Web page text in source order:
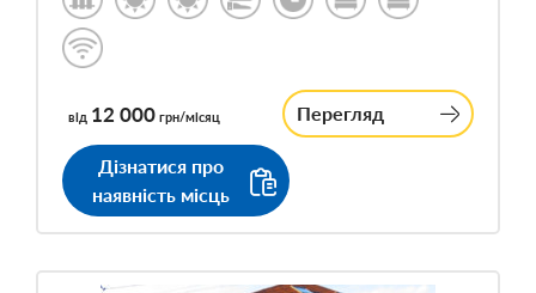
від 12 000 грн/місяц Перегляд
Дізнатися про
наявність місць